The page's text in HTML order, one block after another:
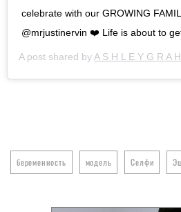
celebrate with our GROWING
@mrjustinervin ❤️ Life is about to
A post shared by A S H L E Y G R A
беременность модель Селфи